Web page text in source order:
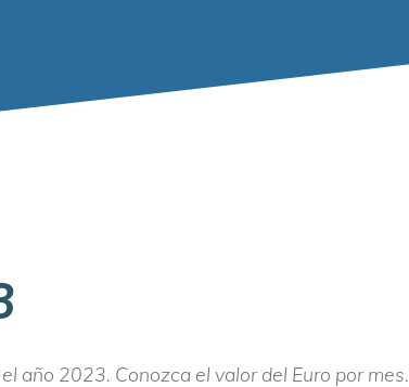
año 2023. Conozca el valor del Euro por mes.